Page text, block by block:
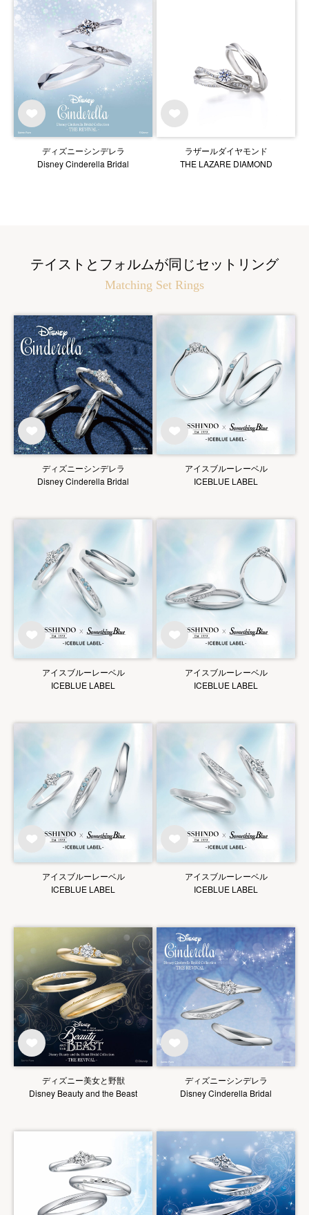
ディズニーシンデレラ
Disney Cinderella Bridal
ラザールダイヤモンド
THE LAZARE DIAMOND
テイストとフォルムが同じセットリング
Matching Set Rings
ディズニーシンデレラ
Disney Cinderella Bridal
アイスブルーレーベル
ICEBLUE LABEL
アイスブルーレーベル
ICEBLUE LABEL
アイスブルーレーベル
ICEBLUE LABEL
アイスブルーレーベル
ICEBLUE LABEL
アイスブルーレーベル
ICEBLUE LABEL
ディズニー美女と野獣
Disney Beauty and the Beast
ディズニーシンデレラ
Disney Cinderella Bridal